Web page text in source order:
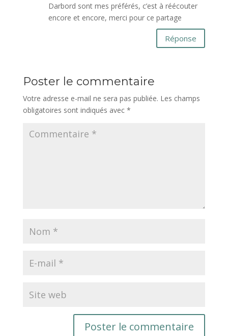
Darbord sont mes préférés, c’est à réécouter
encore et encore, merci pour ce partage
Réponse
Poster le commentaire
Votre adresse e-mail ne sera pas publiée. Les champs
obligatoires sont indiqués avec *